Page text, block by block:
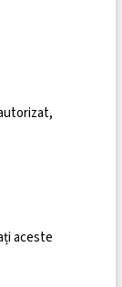
aceste